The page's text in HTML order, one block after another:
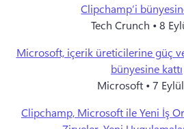
Clipchamp’i
Tech Crunch • 8
Microsoft, içerik üreticilerine güç
bünyesine kattı
Microsoft • 7
Clipchamp, Microsoft ile Yeni İş